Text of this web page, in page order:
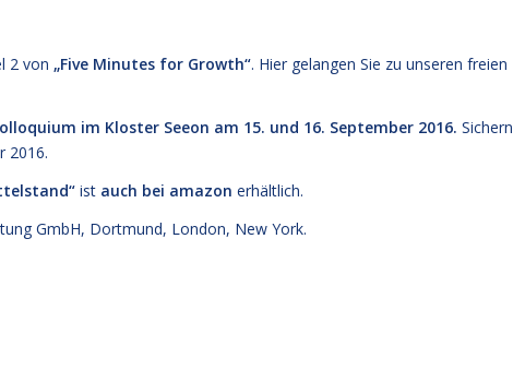
2 von „Five Minutes for Growth“. Hier gelangen Sie zu unseren freien
im Kloster Seeon am 15. und 16. September 2016. Sichern
2016.
ist auch bei amazon erhältlich.
GmbH, Dortmund, London, New York.